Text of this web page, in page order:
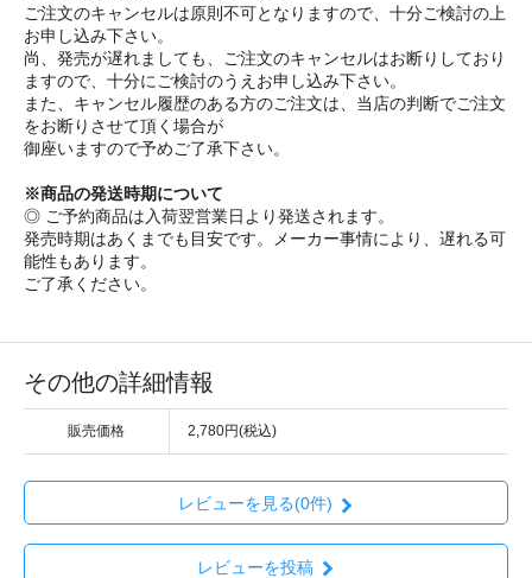
ご注文のキャンセルは原則不可となりますので、十分ご検討の上
お申し込み下さい。
尚、発売が遅れましても、ご注文のキャンセルはお断りしており
ますので、十分にご検討のうえお申し込み下さい。
また、キャンセル履歴のある方のご注文は、当店の判断でご注文
をお断りさせて頂く場合が
御座いますので予めご了承下さい。
※商品の発送時期について
◎ ご予約商品は入荷翌営業日より発送されます。
発売時期はあくまでも目安です。メーカー事情により、遅れる可
能性もあります。
ご了承ください。
その他の詳細情報
販売価格 2,780円(税込)
レビューを見る(0件)
レビューを投稿